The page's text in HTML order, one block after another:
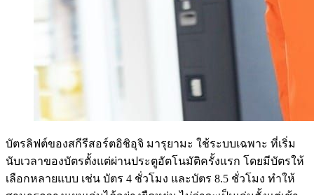
บัตรลิฟต์ของสกีรีสอร์ตอิชิอุจิ มารุยามะ ใช้ระบบเฉพาะ ที่เริ่ม
นับเวลาของบัตรตั้งแต่ผ่านประตูอัตโนมัติครั้งแรก โดยมีบัตรให้
เลือกหลายแบบ เช่น บัตร 4 ชั่วโมง และบัตร 8.5 ชั่วโมง ทำให้